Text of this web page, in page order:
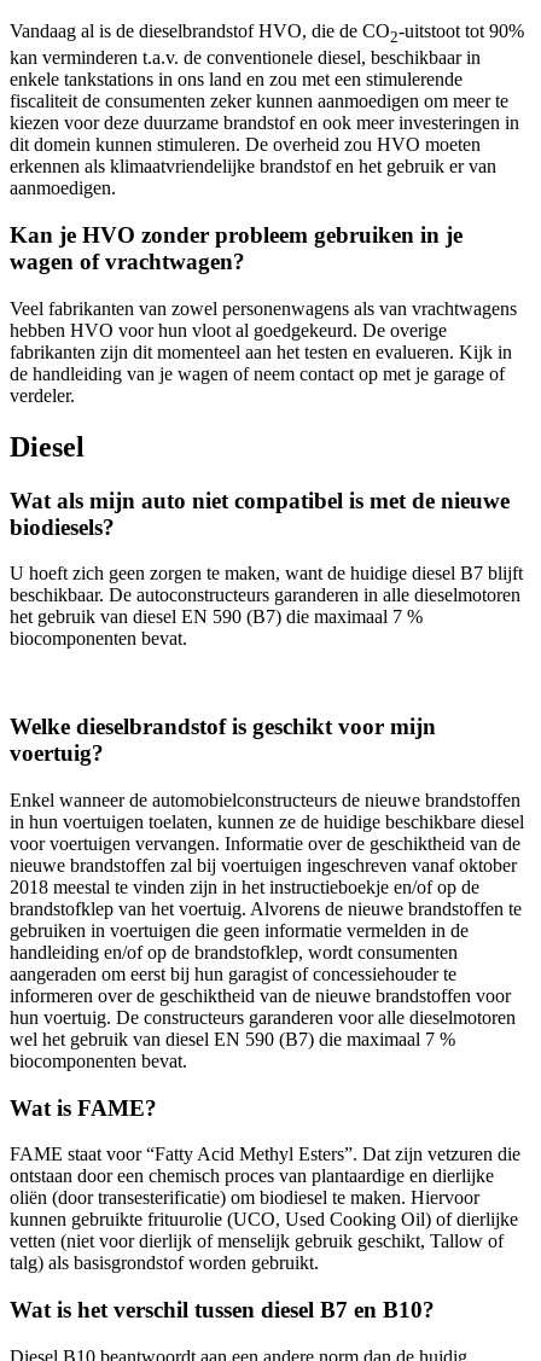
Vandaag al is de dieselbrandstof HVO, die de CO2-uitstoot tot 90%
kan verminderen t.a.v. de conventionele diesel, beschikbaar in
enkele tankstations in ons land en zou met een stimulerende
fiscaliteit de consumenten zeker kunnen aanmoedigen om meer te
kiezen voor deze duurzame brandstof en ook meer investeringen in
dit domein kunnen stimuleren. De overheid zou HVO moeten
erkennen als klimaatvriendelijke brandstof en het gebruik er van
aanmoedigen.
Kan je HVO zonder probleem gebruiken in je
wagen of vrachtwagen?
Veel fabrikanten van zowel personenwagens als van vrachtwagens
hebben HVO voor hun vloot al goedgekeurd. De overige
fabrikanten zijn dit momenteel aan het testen en evalueren. Kijk in
de handleiding van je wagen of neem contact op met je garage of
verdeler.
Diesel
Wat als mijn auto niet compatibel is met de nieuwe
biodiesels?
U hoeft zich geen zorgen te maken, want de huidige diesel B7 blijft
beschikbaar. De autoconstructeurs garanderen in alle dieselmotoren
het gebruik van diesel EN 590 (B7) die maximaal 7 %
biocomponenten bevat.
Welke dieselbrandstof is geschikt voor mijn
voertuig?
Enkel wanneer de automobielconstructeurs de nieuwe brandstoffen
in hun voertuigen toelaten, kunnen ze de huidige beschikbare diesel
voor voertuigen vervangen. Informatie over de geschiktheid van de
nieuwe brandstoffen zal bij voertuigen ingeschreven vanaf oktober
2018 meestal te vinden zijn in het instructieboekje en/of op de
brandstofklep van het voertuig. Alvorens de nieuwe brandstoffen te
gebruiken in voertuigen die geen informatie vermelden in de
handleiding en/of op de brandstofklep, wordt consumenten
aangeraden om eerst bij hun garagist of concessiehouder te
informeren over de geschiktheid van de nieuwe brandstoffen voor
hun voertuig. De constructeurs garanderen voor alle dieselmotoren
wel het gebruik van diesel EN 590 (B7) die maximaal 7 %
biocomponenten bevat.
Wat is FAME?
FAME staat voor “Fatty Acid Methyl Esters”. Dat zijn vetzuren die
ontstaan door een chemisch proces van plantaardige en dierlijke
oliën (door transesterificatie) om biodiesel te maken. Hiervoor
kunnen gebruikte frituurolie (UCO, Used Cooking Oil) of dierlijke
vetten (niet voor dierlijk of menselijk gebruik geschikt, Tallow of
talg) als basisgrondstof worden gebruikt.
Wat is het verschil tussen diesel B7 en B10?
Diesel B10 beantwoordt aan een andere norm dan de huidig